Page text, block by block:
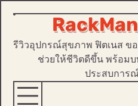
Skip
content
รีวิวอุปกรณ์สุขภาพ ฟิตเนส ข
ช่วยให้ชีวิตดีขึ้น พร้อม
ประสบการ